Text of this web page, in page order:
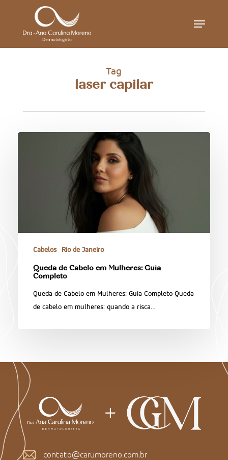
Menu
Tag
laser capilar
Cabelos Rio de Janeiro
Queda de Cabelo em Mulheres: Guia
Completo
Queda de Cabelo em Mulheres: Guia Completo Queda
de cabelo em mulheres: quando a risca…
contato@carumoreno.com.br